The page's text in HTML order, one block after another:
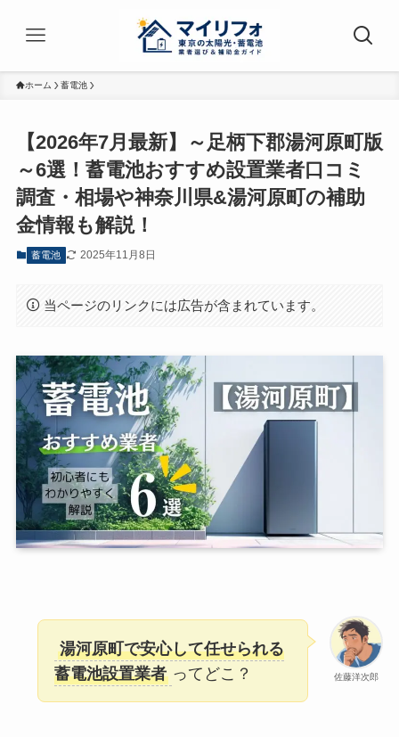
ホーム 蓄電池
【2026年7月最新】～足柄下郡湯河原町版
～6選！蓄電池おすすめ設置業者口コミ
調査・相場や神奈川県&湯河原町の補助
金情報も解説！
蓄電池 2025年11月8日
当ページのリンクには広告が含まれています。
佐藤洋次郎
湯河原町で安心して任せられる
蓄電池設置業者 ってどこ？